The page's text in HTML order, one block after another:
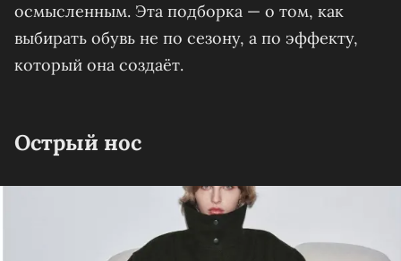
осмысленным. Эта подборка — о том, как
выбирать обувь не по сезону, а по эффекту,
который она создаёт.
Острый нос